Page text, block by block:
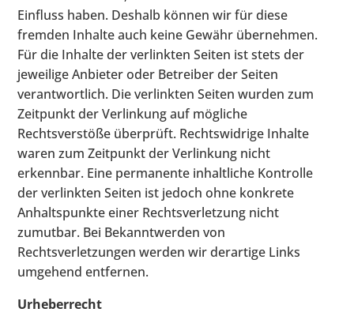
Einfluss haben. Deshalb können wir für diese
fremden Inhalte auch keine Gewähr übernehmen.
Für die Inhalte der verlinkten Seiten ist stets der
jeweilige Anbieter oder Betreiber der Seiten
verantwortlich. Die verlinkten Seiten wurden zum
Zeitpunkt der Verlinkung auf mögliche
Rechtsverstöße überprüft. Rechtswidrige Inhalte
waren zum Zeitpunkt der Verlinkung nicht
erkennbar. Eine permanente inhaltliche Kontrolle
der verlinkten Seiten ist jedoch ohne konkrete
Anhaltspunkte einer Rechtsverletzung nicht
zumutbar. Bei Bekanntwerden von
Rechtsverletzungen werden wir derartige Links
umgehend entfernen.
Urheberrecht